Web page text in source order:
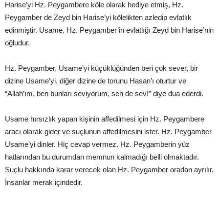
Harise’yi Hz. Peygambere köle olarak hediye etmiş, Hz.
Peygamber de Zeyd bin Harise’yi kölelikten azledip evlatlık
edinmiştir. Usame, Hz. Peygamber’in evlatlığı Zeyd bin Harise’nin
oğludur.
Hz. Peygamber, Usame’yi küçüklüğünden beri çok sever, bir
dizine Usame’yi, diğer dizine de torunu Hasan’ı oturtur ve
“Allah’ım, ben bunları seviyorum, sen de sev!” diye dua ederdi.
Usame hırsızlık yapan kişinin affedilmesi için Hz. Peygambere
aracı olarak gider ve suçlunun affedilmesini ister. Hz. Peygamber
Usame’yi dinler. Hiç cevap vermez. Hz. Peygamberin yüz
hatlarından bu durumdan memnun kalmadığı belli olmaktadır.
Suçlu hakkında karar verecek olan Hz. Peygamber oradan ayrılır.
İnsanlar merak içindedir.